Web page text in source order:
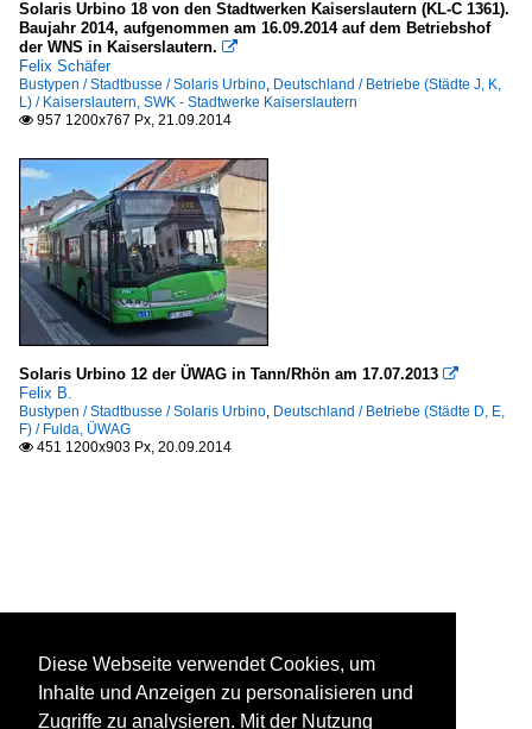
Solaris Urbino 18 von den Stadtwerken Kaiserslautern (KL-C 1361).
Baujahr 2014, aufgenommen am 16.09.2014 auf dem Betriebshof
der WNS in Kaiserslautern. 
Felix Schäfer
Bustypen / Stadtbusse / Solaris Urbino, Deutschland / Betriebe (Städte J, K,
L) / Kaiserslautern, SWK - Stadtwerke Kaiserslautern
 957 1200x767 Px, 21.09.2014
Solaris Urbino 12 der ÜWAG in Tann/Rhön am 17.07.2013 
Felix B.
Bustypen / Stadtbusse / Solaris Urbino, Deutschland / Betriebe (Städte D, E,
F) / Fulda, ÜWAG
 451 1200x903 Px, 20.09.2014
Diese Webseite verwendet Cookies, um
Inhalte und Anzeigen zu personalisieren und
Zugriffe zu analysieren. Mit der Nutzung